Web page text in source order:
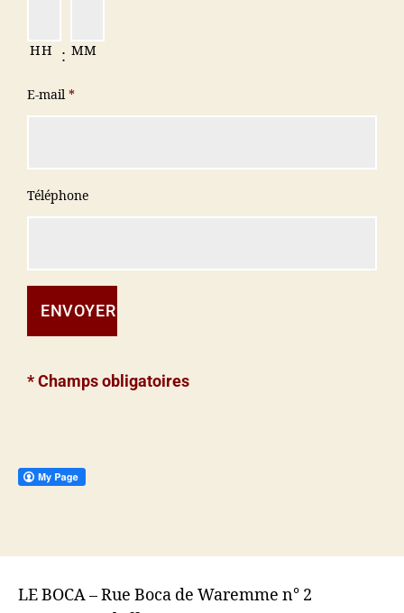
:
HH MM
E-mail *
Téléphone
* Champs obligatoires
LE BOCA – Rue Boca de Waremme n° 2